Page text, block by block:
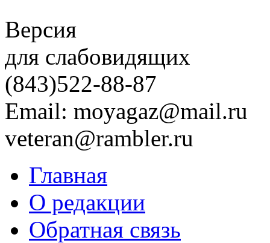
Версия
для слабовидящих
(843)522-88-87
Email: moyagaz@mail.ru
veteran@rambler.ru
Главная
О редакции
Обратная связь